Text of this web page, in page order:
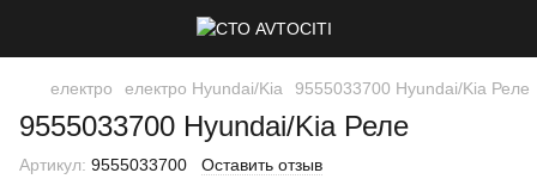
електро електро Hyundai/Kia 9555033700 Hyundai/Kia Реле
9555033700 Hyundai/Kia Реле
Артикул: 9555033700 Оставить отзыв